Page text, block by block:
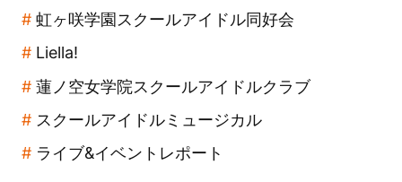
虹ヶ咲学園スクールアイドル同好会
Liella!
蓮ノ空女学院スクールアイドルクラブ
スクールアイドルミュージカル
ライブ&イベントレポート